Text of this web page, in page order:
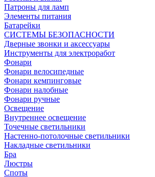
Патроны для ламп
Элементы питания
Батарейки
СИСТЕМЫ БЕЗОПАСНОСТИ
Дверные звонки и аксессуары
Инструменты для электроработ
Фонари
Фонари велосипедные
Фонари кемпинговые
Фонари налобные
Фонари ручные
Освещение
Внутреннее освещение
Точечные светильники
Настенно-потолочные светильники
Накладные светильники
Бра
Люстры
Споты